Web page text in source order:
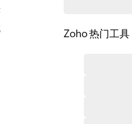
Zoho 热门工具